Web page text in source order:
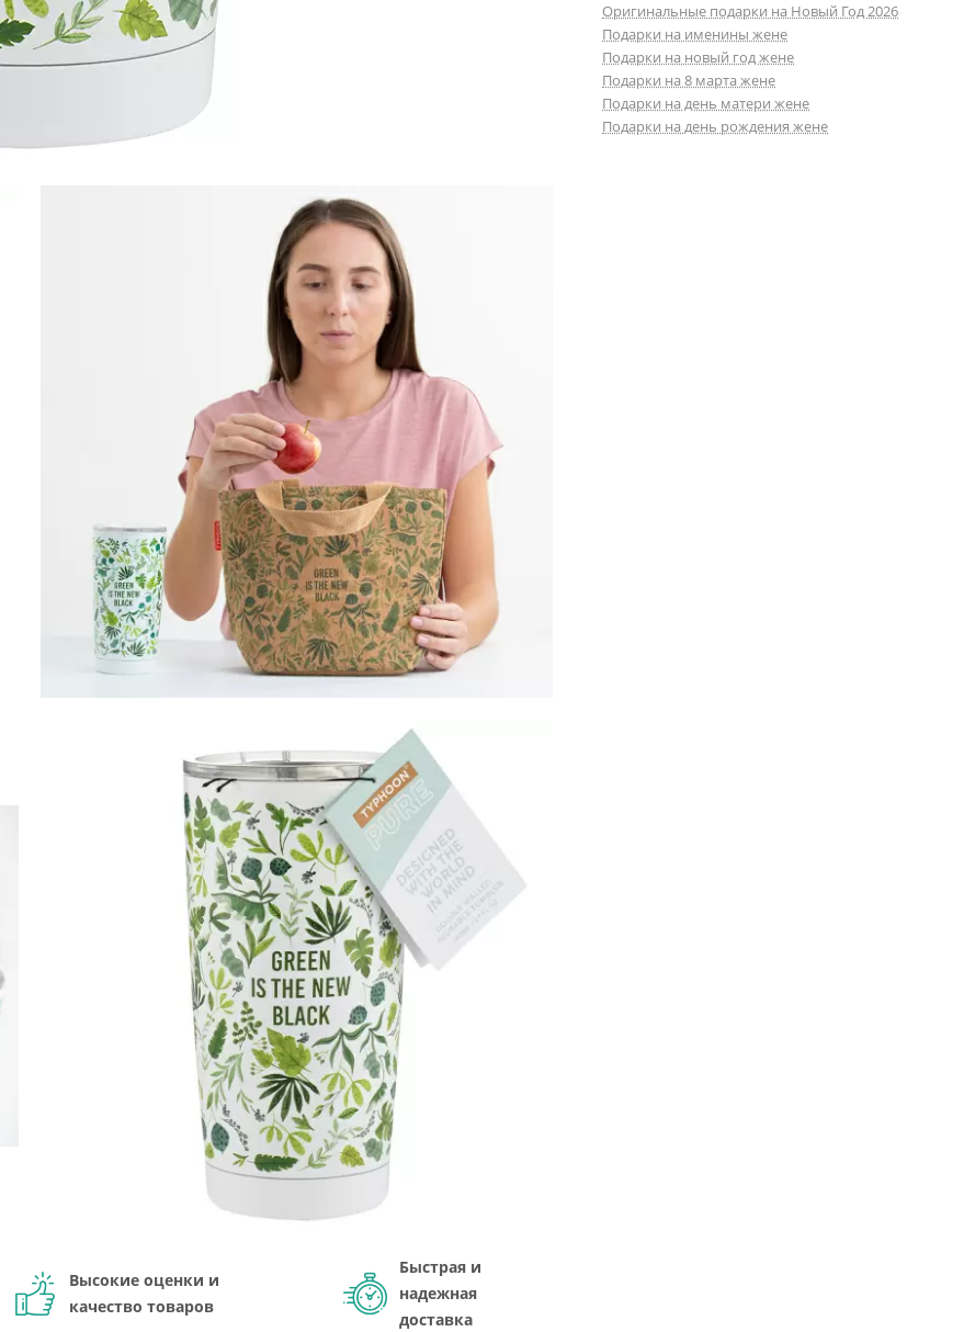
Высокие оценки и
качество товаров
Быстрая и
надежная
доставка
Оригинальные подарки на Новый Год 2026
Подарки на именины жене
Подарки на новый год жене
Подарки на 8 марта жене
Подарки на день матери жене
Подарки на день рождения жене